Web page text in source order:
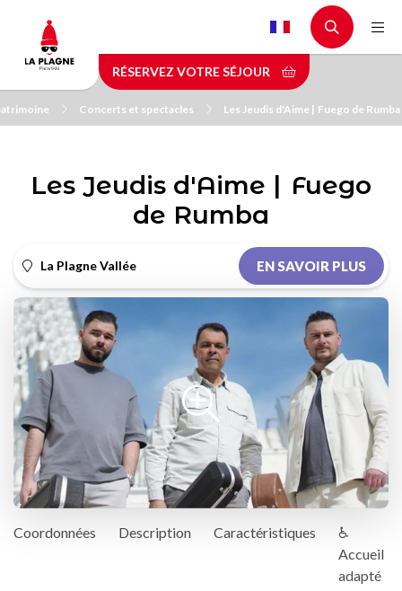
contenu
principal
RÉSERVEZ VOTRE SÉJOUR
Concerts et spectacles Les Jeudis d'Aime | Fuego de Rumba
Les Jeudis d'Aime | Fuego
de Rumba
La Plagne Vallée EN SAVOIR PLUS
Coordonnées Description Caractéristiques
♿
Accueil
adapté